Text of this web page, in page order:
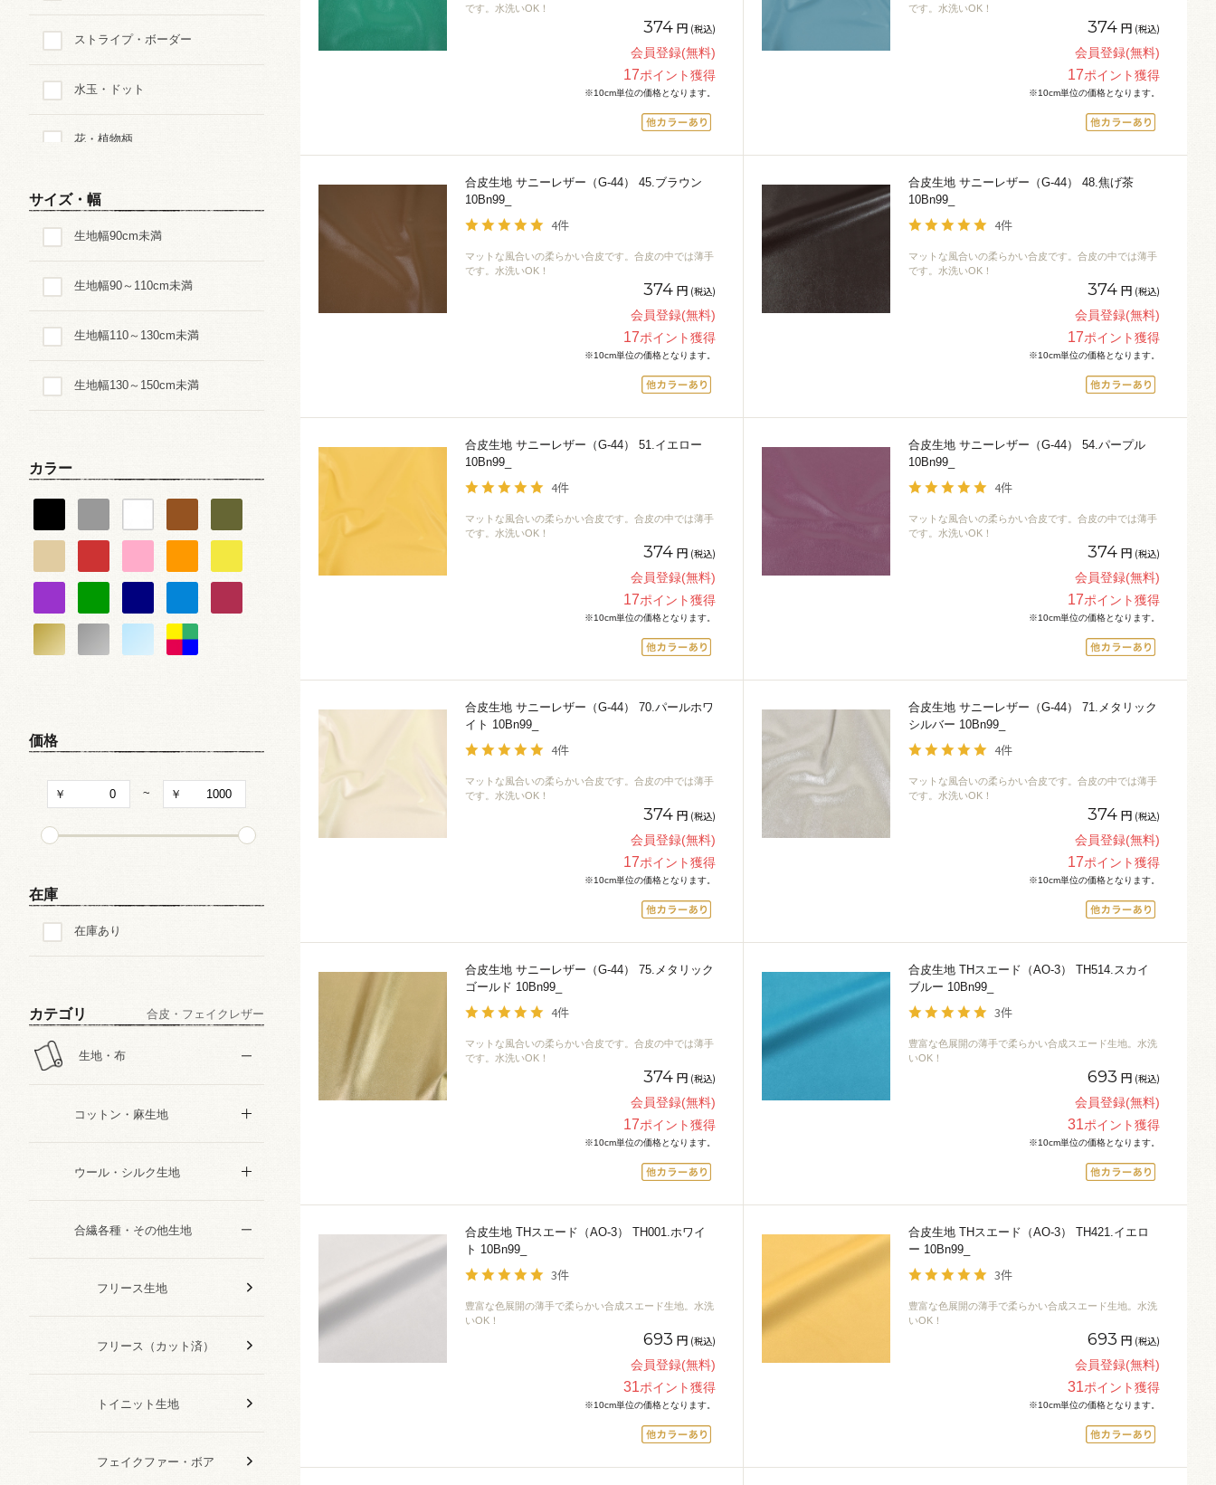
ストライプ・ボーダー
水玉・ドット
花・植物柄
迷彩・アニマルパターン
ダイヤ・スクエア・幾何学
星・月・宇宙
動物・生き物・恐竜柄
スポーツ
食べ物・スイーツ
その他の柄
サイズ・幅
生地幅90cm未満
生地幅90～110cm未満
生地幅110～130cm未満
生地幅130～150cm未満
カラー
価格
~
在庫
在庫あり
カテゴリ 合皮・フェイクレザー
生地・布
コットン・麻生地
ウール・シルク生地
合繊各種・その他生地
フリース生地
フリース（カット済）
トイニット生地
フェイクファー・ボア
です。水洗いOK！
374 円 (税込)
会員登録(無料)
17ポイント獲得
※10cm単位の価格となります。
です。水洗いOK！
374 円 (税込)
会員登録(無料)
17ポイント獲得
※10cm単位の価格となります。
合皮生地 サニーレザー（G-44） 45.ブラウン
10Bn99_
4件
マットな風合いの柔らかい合皮です。合皮の中では薄手
です。水洗いOK！
374 円 (税込)
会員登録(無料)
17ポイント獲得
※10cm単位の価格となります。
合皮生地 サニーレザー（G-44） 48.焦げ茶
10Bn99_
4件
マットな風合いの柔らかい合皮です。合皮の中では薄手
です。水洗いOK！
374 円 (税込)
会員登録(無料)
17ポイント獲得
※10cm単位の価格となります。
合皮生地 サニーレザー（G-44） 51.イエロー
10Bn99_
4件
マットな風合いの柔らかい合皮です。合皮の中では薄手
です。水洗いOK！
374 円 (税込)
会員登録(無料)
17ポイント獲得
※10cm単位の価格となります。
合皮生地 サニーレザー（G-44） 54.パープル
10Bn99_
4件
マットな風合いの柔らかい合皮です。合皮の中では薄手
です。水洗いOK！
374 円 (税込)
会員登録(無料)
17ポイント獲得
※10cm単位の価格となります。
合皮生地 サニーレザー（G-44） 70.パールホワ
イト 10Bn99_
4件
マットな風合いの柔らかい合皮です。合皮の中では薄手
です。水洗いOK！
374 円 (税込)
会員登録(無料)
17ポイント獲得
※10cm単位の価格となります。
合皮生地 サニーレザー（G-44） 71.メタリック
シルバー 10Bn99_
4件
マットな風合いの柔らかい合皮です。合皮の中では薄手
です。水洗いOK！
374 円 (税込)
会員登録(無料)
17ポイント獲得
※10cm単位の価格となります。
合皮生地 サニーレザー（G-44） 75.メタリック
ゴールド 10Bn99_
4件
マットな風合いの柔らかい合皮です。合皮の中では薄手
です。水洗いOK！
374 円 (税込)
会員登録(無料)
17ポイント獲得
※10cm単位の価格となります。
合皮生地 THスエード（AO-3） TH514.スカイ
ブルー 10Bn99_
3件
豊富な色展開の薄手で柔らかい合成スエード生地。水洗
いOK！
693 円 (税込)
会員登録(無料)
31ポイント獲得
※10cm単位の価格となります。
合皮生地 THスエード（AO-3） TH001.ホワイ
ト 10Bn99_
3件
豊富な色展開の薄手で柔らかい合成スエード生地。水洗
いOK！
693 円 (税込)
会員登録(無料)
31ポイント獲得
※10cm単位の価格となります。
合皮生地 THスエード（AO-3） TH421.イエロ
ー 10Bn99_
3件
豊富な色展開の薄手で柔らかい合成スエード生地。水洗
いOK！
693 円 (税込)
会員登録(無料)
31ポイント獲得
※10cm単位の価格となります。